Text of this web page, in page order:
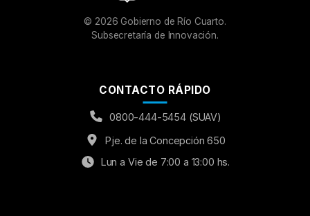
© 2026 Gobierno de Río Cuarto.
Subsecretaría de Innovación.
CONTACTO RÁPIDO
0800-444-5454 (SUAV)
Pje. de la Concepción 650
Lun a Vie de 7:00 a 13:00 hs.